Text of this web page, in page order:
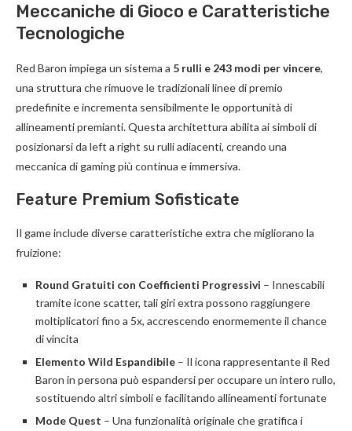
Meccaniche di Gioco e Caratteristiche
Tecnologiche
Red Baron impiega un sistema a 5 rulli e 243 modi per vincere,
una struttura che rimuove le tradizionali linee di premio
predefinite e incrementa sensibilmente le opportunità di
allineamenti premianti. Questa architettura abilita ai simboli di
posizionarsi da left a right su rulli adiacenti, creando una
meccanica di gaming più continua e immersiva.
Feature Premium Sofisticate
Il game include diverse caratteristiche extra che migliorano la
fruizione:
Round Gratuiti con Coefficienti Progressivi – Innescabili
tramite icone scatter, tali giri extra possono raggiungere
moltiplicatori fino a 5x, accrescendo enormemente il chance
di vincita
Elemento Wild Espandibile – Il icona rappresentante il Red
Baron in persona può espandersi per occupare un intero rullo,
sostituendo altri simboli e facilitando allineamenti fortunate
Mode Quest – Una funzionalità originale che gratifica i